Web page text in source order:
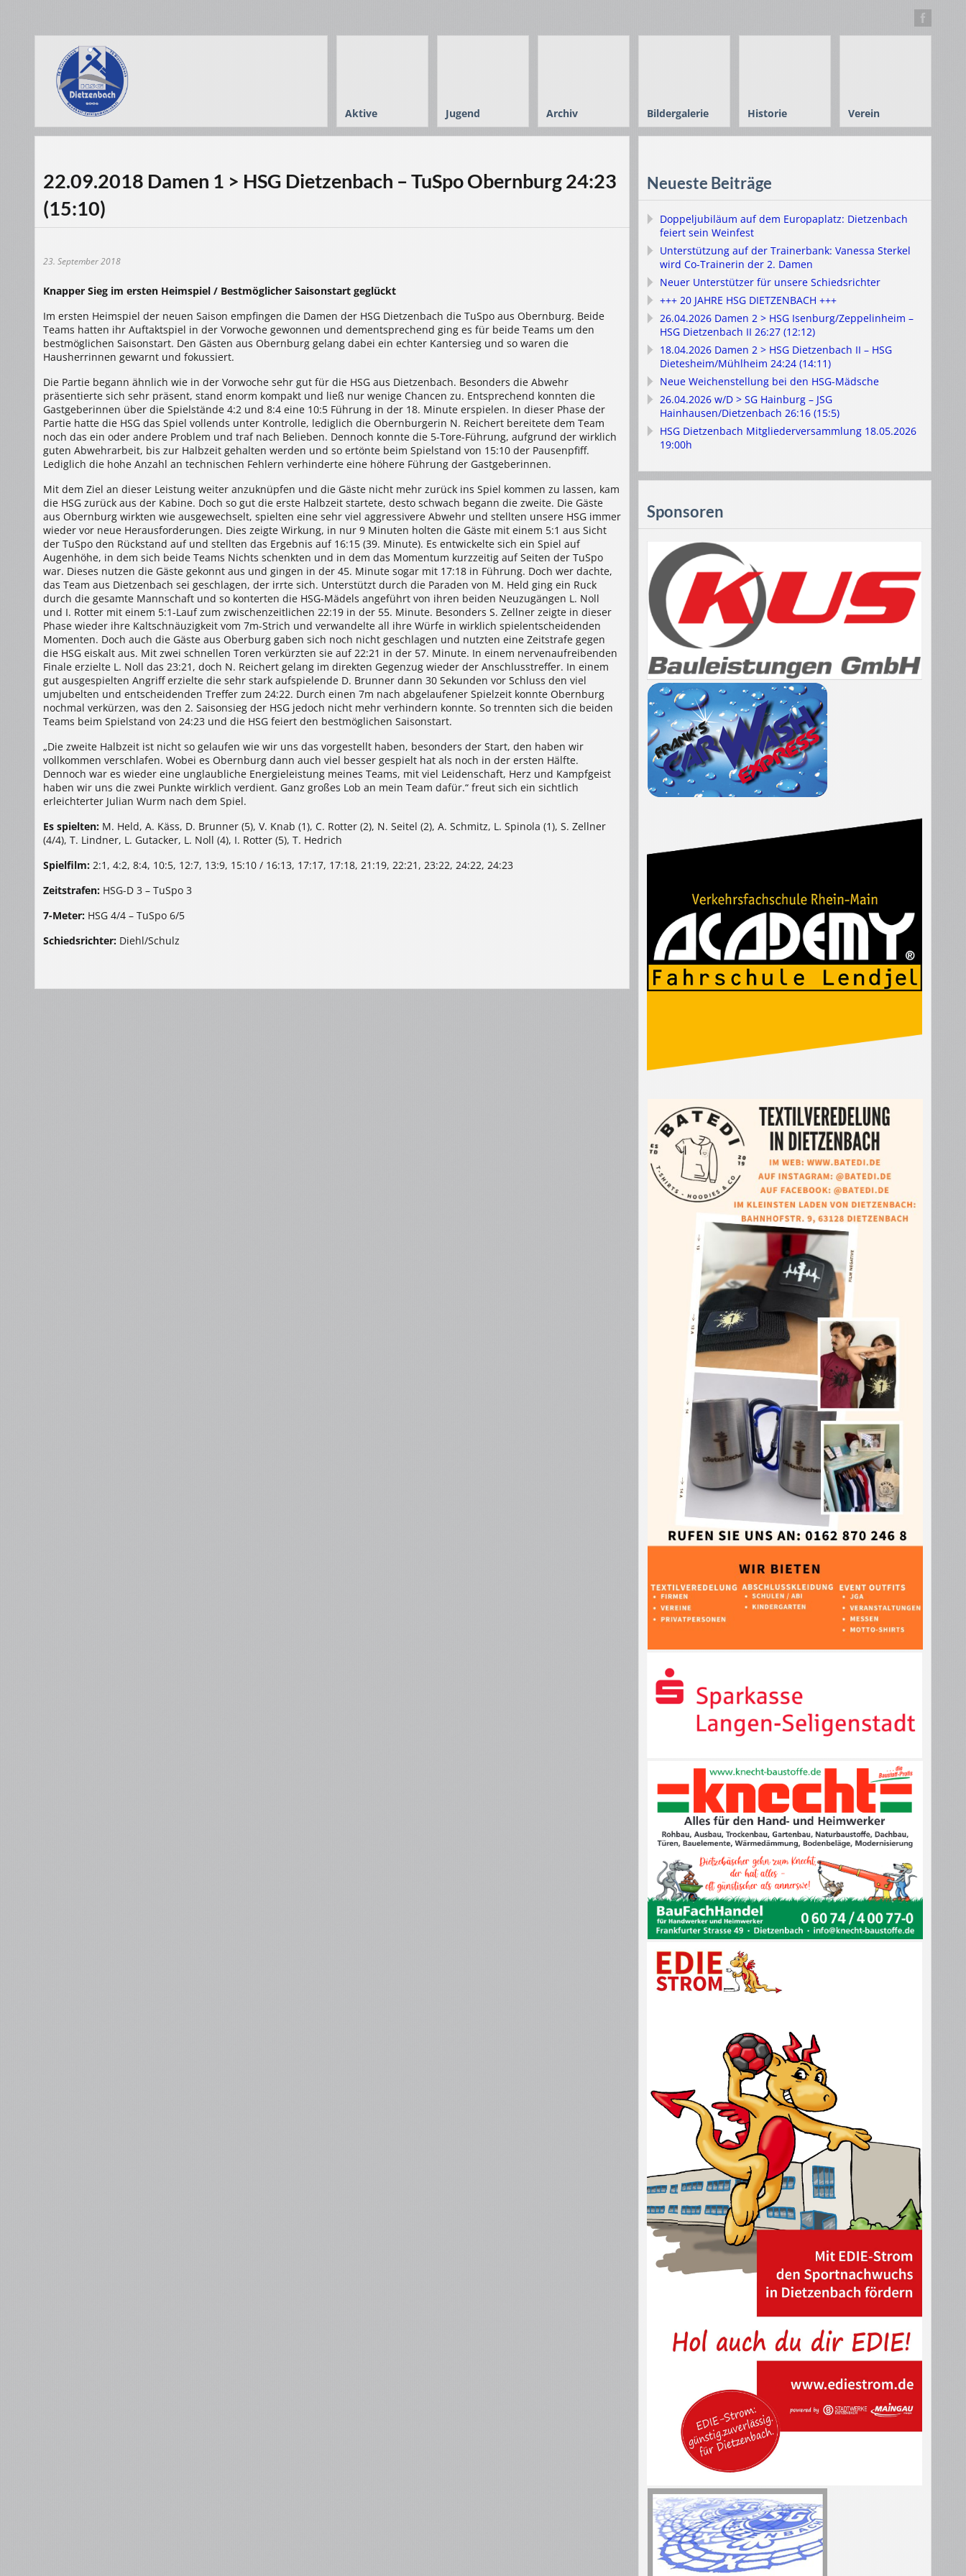
Aktive Jugend Archiv Bildergalerie Historie Verein
22.09.2018 Damen 1 > HSG Dietzenbach – TuSpo Obernburg 24:23
(15:10)
23. September 2018
Knapper Sieg im ersten Heimspiel / Bestmöglicher Saisonstart geglückt
Im ersten Heimspiel der neuen Saison empfingen die Damen der HSG Dietzenbach die TuSpo aus Obernburg. Beide
Teams hatten ihr Auftaktspiel in der Vorwoche gewonnen und dementsprechend ging es für beide Teams um den
bestmöglichen Saisonstart. Den Gästen aus Obernburg gelang dabei ein echter Kantersieg und so waren die
Hausherrinnen gewarnt und fokussiert.
Die Partie begann ähnlich wie in der Vorwoche sehr gut für die HSG aus Dietzenbach. Besonders die Abwehr
präsentierte sich sehr präsent, stand enorm kompakt und ließ nur wenige Chancen zu. Entsprechend konnten die
Gastgeberinnen über die Spielstände 4:2 und 8:4 eine 10:5 Führung in der 18. Minute erspielen. In dieser Phase der
Partie hatte die HSG das Spiel vollends unter Kontrolle, lediglich die Obernburgerin N. Reichert bereitete dem Team
noch das ein oder andere Problem und traf nach Belieben. Dennoch konnte die 5-Tore-Führung, aufgrund der wirklich
guten Abwehrarbeit, bis zur Halbzeit gehalten werden und so ertönte beim Spielstand von 15:10 der Pausenpfiff.
Lediglich die hohe Anzahl an technischen Fehlern verhinderte eine höhere Führung der Gastgeberinnen.
Mit dem Ziel an dieser Leistung weiter anzuknüpfen und die Gäste nicht mehr zurück ins Spiel kommen zu lassen, kam
die HSG zurück aus der Kabine. Doch so gut die erste Halbzeit startete, desto schwach begann die zweite. Die Gäste
aus Obernburg wirkten wie ausgewechselt, spielten eine sehr viel aggressivere Abwehr und stellten unsere HSG immer
wieder vor neue Herausforderungen. Dies zeigte Wirkung, in nur 9 Minuten holten die Gäste mit einem 5:1 aus Sicht
der TuSpo den Rückstand auf und stellten das Ergebnis auf 16:15 (39. Minute). Es entwickelte sich ein Spiel auf
Augenhöhe, in dem sich beide Teams Nichts schenkten und in dem das Momentum kurzzeitig auf Seiten der TuSpo
war. Dieses nutzen die Gäste gekonnt aus und gingen in der 45. Minute sogar mit 17:18 in Führung. Doch wer dachte,
das Team aus Dietzenbach sei geschlagen, der irrte sich. Unterstützt durch die Paraden von M. Held ging ein Ruck
durch die gesamte Mannschaft und so konterten die HSG-Mädels angeführt von ihren beiden Neuzugängen L. Noll
und I. Rotter mit einem 5:1-Lauf zum zwischenzeitlichen 22:19 in der 55. Minute. Besonders S. Zellner zeigte in dieser
Phase wieder ihre Kaltschnäuzigkeit vom 7m-Strich und verwandelte all ihre Würfe in wirklich spielentscheidenden
Momenten. Doch auch die Gäste aus Oberburg gaben sich noch nicht geschlagen und nutzten eine Zeitstrafe gegen
die HSG eiskalt aus. Mit zwei schnellen Toren verkürzten sie auf 22:21 in der 57. Minute. In einem nervenaufreibenden
Finale erzielte L. Noll das 23:21, doch N. Reichert gelang im direkten Gegenzug wieder der Anschlusstreffer. In einem
gut ausgespielten Angriff erzielte die sehr stark aufspielende D. Brunner dann 30 Sekunden vor Schluss den viel
umjubelten und entscheidenden Treffer zum 24:22. Durch einen 7m nach abgelaufener Spielzeit konnte Obernburg
nochmal verkürzen, was den 2. Saisonsieg der HSG jedoch nicht mehr verhindern konnte. So trennten sich die beiden
Teams beim Spielstand von 24:23 und die HSG feiert den bestmöglichen Saisonstart.
„Die zweite Halbzeit ist nicht so gelaufen wie wir uns das vorgestellt haben, besonders der Start, den haben wir
vollkommen verschlafen. Wobei es Obernburg dann auch viel besser gespielt hat als noch in der ersten Hälfte.
Dennoch war es wieder eine unglaubliche Energieleistung meines Teams, mit viel Leidenschaft, Herz und Kampfgeist
haben wir uns die zwei Punkte wirklich verdient. Ganz großes Lob an mein Team dafür.“ freut sich ein sichtlich
erleichterter Julian Wurm nach dem Spiel.
Es spielten: M. Held, A. Käss, D. Brunner (5), V. Knab (1), C. Rotter (2), N. Seitel (2), A. Schmitz, L. Spinola (1), S. Zellner
(4/4), T. Lindner, L. Gutacker, L. Noll (4), I. Rotter (5), T. Hedrich
Spielfilm: 2:1, 4:2, 8:4, 10:5, 12:7, 13:9, 15:10 / 16:13, 17:17, 17:18, 21:19, 22:21, 23:22, 24:22, 24:23
Zeitstrafen: HSG-D 3 – TuSpo 3
7-Meter: HSG 4/4 – TuSpo 6/5
Schiedsrichter: Diehl/Schulz
Neueste Beiträge
Doppeljubiläum auf dem Europaplatz: Dietzenbach
feiert sein Weinfest
Unterstützung auf der Trainerbank: Vanessa Sterkel
wird Co-Trainerin der 2. Damen
Neuer Unterstützer für unsere Schiedsrichter
+++ 20 JAHRE HSG DIETZENBACH +++
26.04.2026 Damen 2 > HSG Isenburg/Zeppelinheim –
HSG Dietzenbach II 26:27 (12:12)
18.04.2026 Damen 2 > HSG Dietzenbach II – HSG
Dietesheim/Mühlheim 24:24 (14:11)
Neue Weichenstellung bei den HSG-Mädsche
26.04.2026 w/D > SG Hainburg – JSG
Hainhausen/Dietzenbach 26:16 (15:5)
HSG Dietzenbach Mitgliederversammlung 18.05.2026
19:00h
Sponsoren